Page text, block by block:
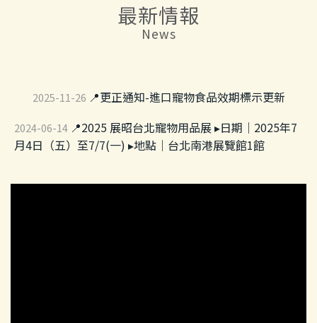
最新情報
News
2025-11-26 📍更正通知-進口寵物食品效期標示更新
2024-06-14 📍2025 展昭台北寵物用品展 ▸日期｜2025年7
月4日（五）至7/7(一) ▸地點｜台北南港展覽館1館